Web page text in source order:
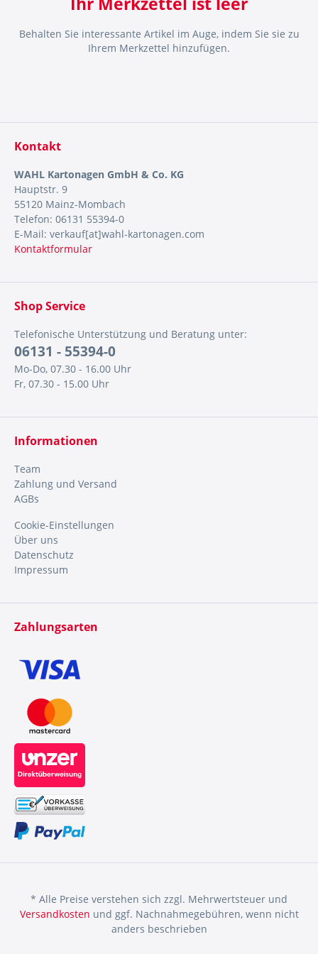
Behalten Sie interessante Artikel im Auge, indem Sie sie zu
Ihrem Merkzettel hinzufügen.
Kontakt
WAHL Kartonagen GmbH & Co. KG
Hauptstr. 9
55120 Mainz-Mombach
Telefon: 06131 55394-0
E-Mail: verkauf[at]wahl-kartonagen.com
Kontaktformular
Shop Service
Telefonische Unterstützung und Beratung unter:
06131 - 55394-0
Mo-Do, 07.30 - 16.00 Uhr
Fr, 07.30 - 15.00 Uhr
Informationen
Team
Zahlung und Versand
AGBs
Cookie-Einstellungen
Über uns
Datenschutz
Impressum
Zahlungsarten
* Alle Preise verstehen sich zzgl. Mehrwertsteuer und
Versandkosten und ggf. Nachnahmegebühren, wenn nicht
anders beschrieben